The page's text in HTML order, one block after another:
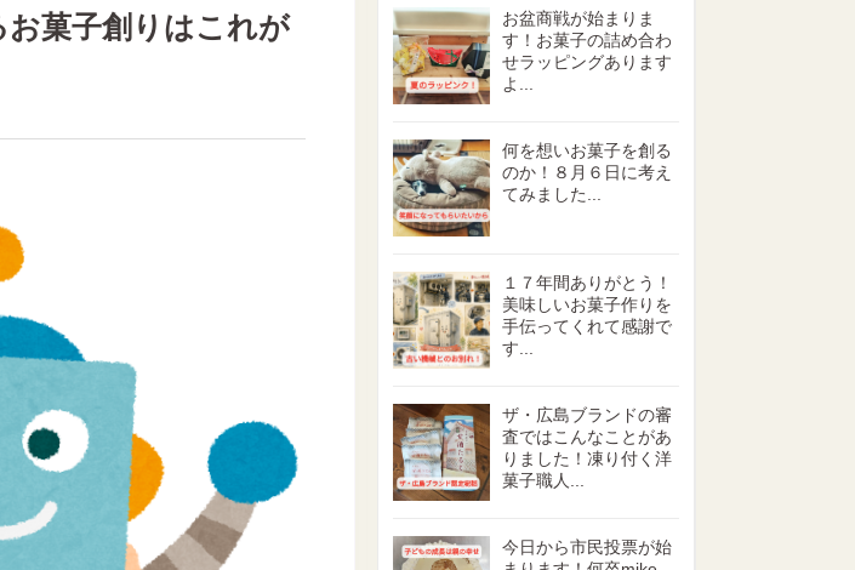
菓子創りはこれが
お盆商戦が始まりま
す！お菓子の詰め合わ
せラッピングあります
よ...
何を想いお菓子を創る
のか！８月６日に考え
てみました...
１７年間ありがとう！
美味しいお菓子作りを
手伝ってくれて感謝で
す...
ザ・広島ブランドの審
査ではこんなことがあ
りました！凍り付く洋
菓子職人...
今日から市民投票が始